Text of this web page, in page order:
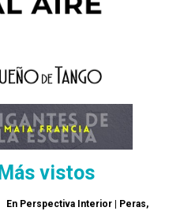
Más vistos
En Perspectiva Interior | Peras,